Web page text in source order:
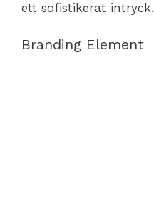
ett sofistikerat intryck.
Branding Element